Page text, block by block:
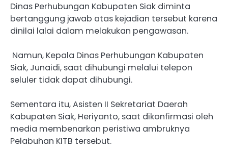
Dinas Perhubungan Kabupaten Siak diminta
bertanggung jawab atas kejadian tersebut karena
dinilai lalai dalam melakukan pengawasan.
Namun, Kepala Dinas Perhubungan Kabupaten
Siak, Junaidi, saat dihubungi melalui telepon
seluler tidak dapat dihubungi.
Sementara itu, Asisten II Sekretariat Daerah
Kabupaten Siak, Heriyanto, saat dikonfirmasi oleh
media membenarkan peristiwa ambruknya
Pelabuhan KITB tersebut.